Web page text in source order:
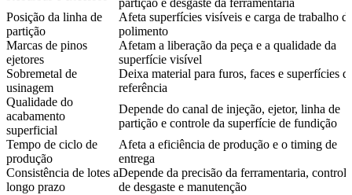
partição e desgaste da ferramentaria
Posição da linha de
partição
Afeta superfícies visíveis e carga de trabalho
polimento
Marcas de pinos
ejetores
Afetam a liberação da peça e a qualidade da
superfície visível
Sobremetal de
usinagem
Deixa material para furos, faces e superfícies
referência
Qualidade do
acabamento
superficial
Depende do canal de injeção, ejetor, linha de
partição e controle da superfície de fundição
Tempo de ciclo de
produção
Afeta a eficiência de produção e o timing de
entrega
Consistência de lotes a
longo prazo
Depende da precisão da ferramentaria, controle
de desgaste e manutenção